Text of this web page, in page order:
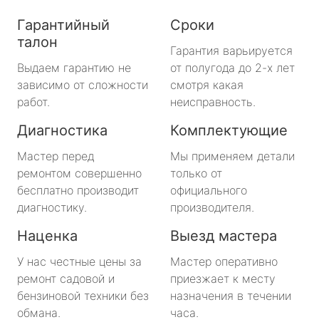
Гарантийный
талон
Выдаем гарантию не
зависимо от сложности
работ.
Сроки
Гарантия варьируется
от полугода до 2-х лет
смотря какая
неисправность.
Диагностика
Мастер перед
ремонтом совершенно
бесплатно производит
диагностику.
Комплектующие
Мы применяем детали
только от
официального
производителя.
Наценка
У нас честные цены за
ремонт садовой и
бензиновой техники без
обмана.
Выезд мастера
Мастер оперативно
приезжает к месту
назначения в течении
часа.